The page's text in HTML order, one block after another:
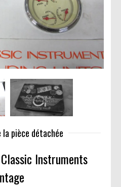
pièce détachée
Instruments